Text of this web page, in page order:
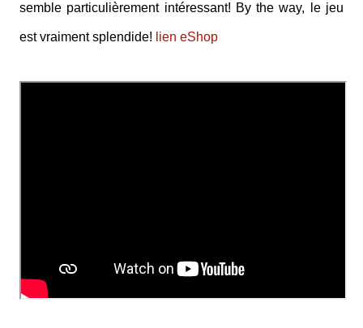
semble particulièrement intéressant! By the way, le jeu
est vraiment splendide! lien eShop